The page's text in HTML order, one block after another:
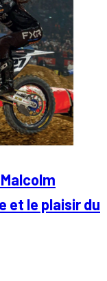
et le plaisir du